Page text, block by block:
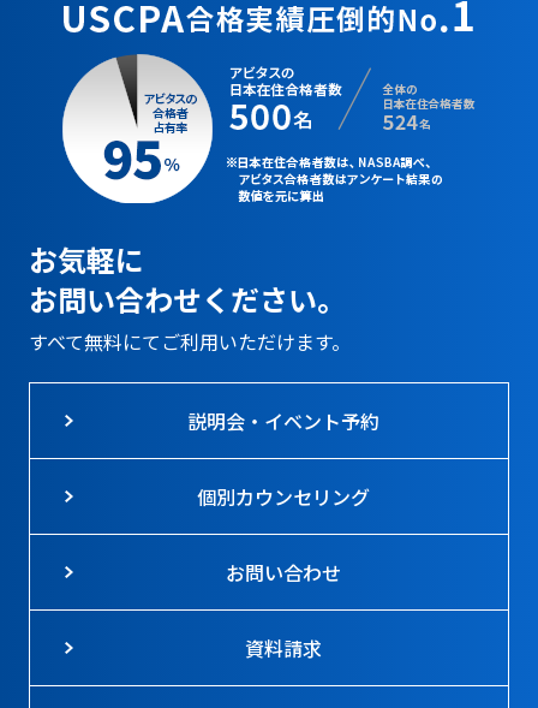
お気軽に
お問い合わせください。
すべて無料にてご利用いただけます。
説明会・イベント予約
個別カウンセリング
お問い合わせ
資料請求